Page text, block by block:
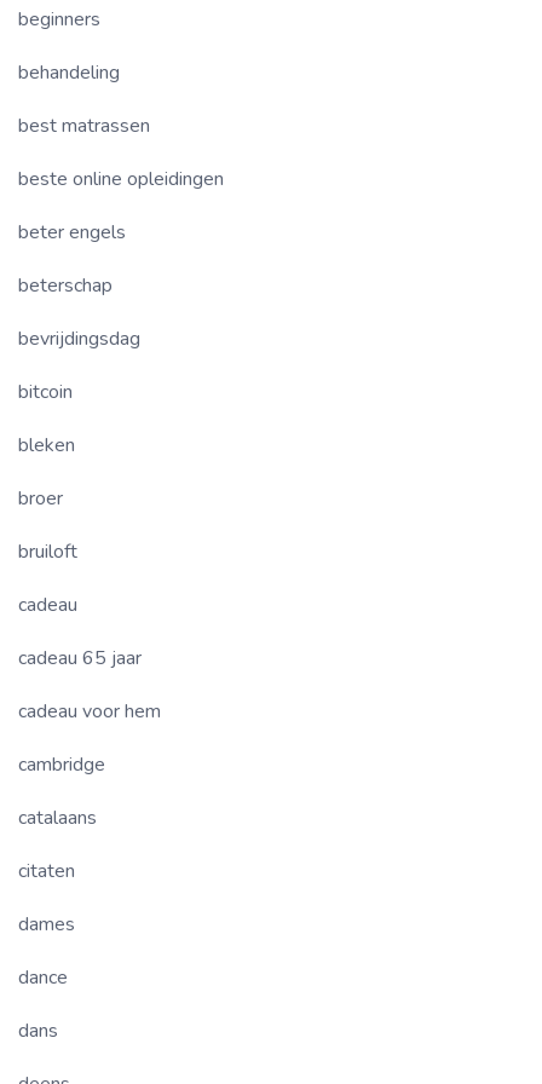
beginners
behandeling
best matrassen
beste online opleidingen
beter engels
beterschap
bevrijdingsdag
bitcoin
bleken
broer
bruiloft
cadeau
cadeau 65 jaar
cadeau voor hem
cambridge
catalaans
citaten
dames
dance
dans